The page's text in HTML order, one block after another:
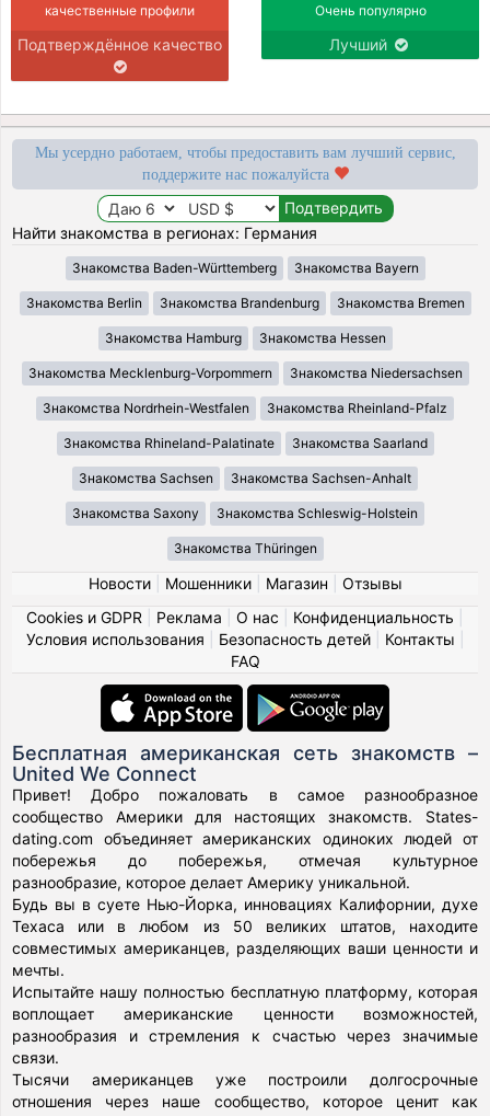
качественные профили
Подтверждённое качество
Очень популярно
Лучший
Мы усердно работаем, чтобы предоставить вам лучший сервис,
поддержите нас пожалуйста
Найти знакомства в регионах: Германия
Знакомства Baden-Württemberg Знакомства Bayern
Знакомства Berlin Знакомства Brandenburg Знакомства Bremen
Знакомства Hamburg Знакомства Hessen
Знакомства Mecklenburg-Vorpommern Знакомства Niedersachsen
Знакомства Nordrhein-Westfalen Знакомства Rheinland-Pfalz
Знакомства Rhineland-Palatinate Знакомства Saarland
Знакомства Sachsen Знакомства Sachsen-Anhalt
Знакомства Saxony Знакомства Schleswig-Holstein
Знакомства Thüringen
Новости| Мошенники| Магазин
Отзывы
Cookies и GDPR
Реклама О нас Конфиденциальность
Условия использования
Безопасность детей| Контакты
FAQ
Бесплатная американская сеть знакомств –
United We Connect
Привет! Добро пожаловать в самое разнообразное
сообщество Америки для настоящих знакомств. States-
dating.com объединяет американских одиноких людей от
побережья до побережья, отмечая культурное
разнообразие, которое делает Америку уникальной.
Будь вы в суете Нью-Йорка, инновациях Калифорнии, духе
Техаса или в любом из 50 великих штатов, находите
совместимых американцев, разделяющих ваши ценности и
мечты.
Испытайте нашу полностью бесплатную платформу, которая
воплощает американские ценности возможностей,
разнообразия и стремления к счастью через значимые
связи.
Тысячи американцев уже построили долгосрочные
отношения через наше сообщество, которое ценит как